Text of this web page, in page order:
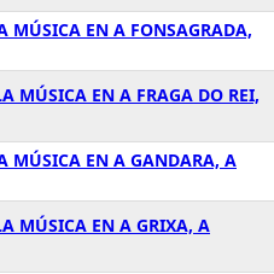
MÚSICA EN A FONSAGRADA,
MÚSICA EN A FRAGA DO REI,
MÚSICA EN A GANDARA, A
MÚSICA EN A GRIXA, A